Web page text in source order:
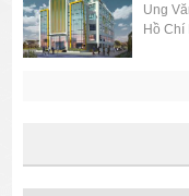
Ung
Hồ Chí